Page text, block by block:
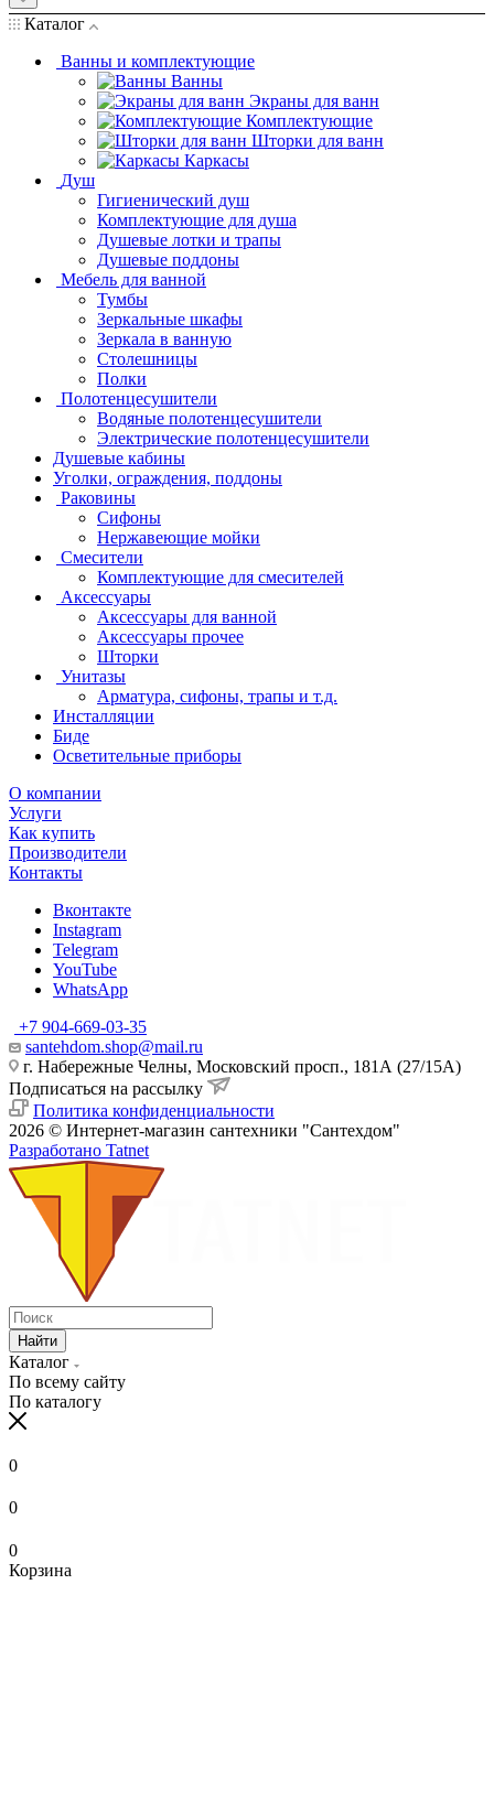
Каталог
Ванны и комплектующие
Ванны
Экраны для ванн
Комплектующие
Шторки для ванн
Каркасы
Душ
Гигиенический душ
Комплектующие для душа
Душевые лотки и трапы
Душевые поддоны
Мебель для ванной
Тумбы
Зеркальные шкафы
Зеркала в ванную
Столешницы
Полки
Полотенцесушители
Водяные полотенцесушители
Электрические полотенцесушители
Душевые кабины
Уголки, ограждения, поддоны
Раковины
Сифоны
Нержавеющие мойки
Смесители
Комплектующие для смесителей
Аксессуары
Аксессуары для ванной
Аксессуары прочее
Шторки
Унитазы
Арматура, сифоны, трапы и т.д.
Инсталляции
Биде
Осветительные приборы
О компании
Услуги
Как купить
Производители
Контакты
Вконтакте
Instagram
Telegram
YouTube
WhatsApp
+7 904-669-03-35
santehdom.shop@mail.ru
г. Набережные Челны, Московский просп., 181А (27/15А)
Подписаться на рассылку
Политика конфиденциальности
2026 © Интернет-магазин сантехники "Сантехдом"
Разработано Tatnet
Найти
Каталог
По всему сайту
По каталогу
0
0
0
Корзина